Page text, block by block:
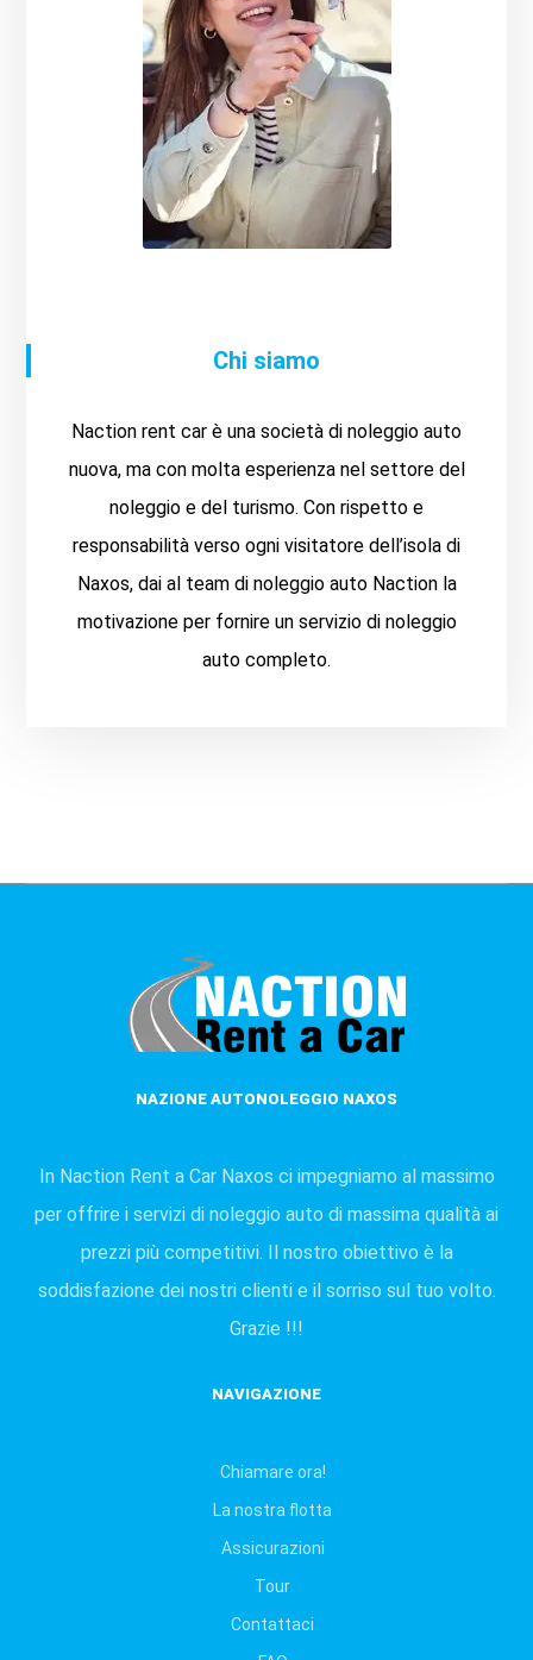
Chi siamo
Naction rent car è una società di noleggio auto
nuova, ma con molta esperienza nel settore del
noleggio e del turismo. Con rispetto e
responsabilità verso ogni visitatore dell’isola di
Naxos, dai al team di noleggio auto Naction la
motivazione per fornire un servizio di noleggio
auto completo.
NAZIONE AUTONOLEGGIO NAXOS
In Naction Rent a Car Naxos ci impegniamo al massimo
per offrire i servizi di noleggio auto di massima qualità ai
prezzi più competitivi. Il nostro obiettivo è la
soddisfazione dei nostri clienti e il sorriso sul tuo volto.
Grazie !!!
ΝAVIGAZIONE
Chiamare ora!
La nostra flotta
Assicurazioni
Tour
Contattaci